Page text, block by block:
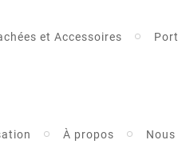
et Accessoires
À propos